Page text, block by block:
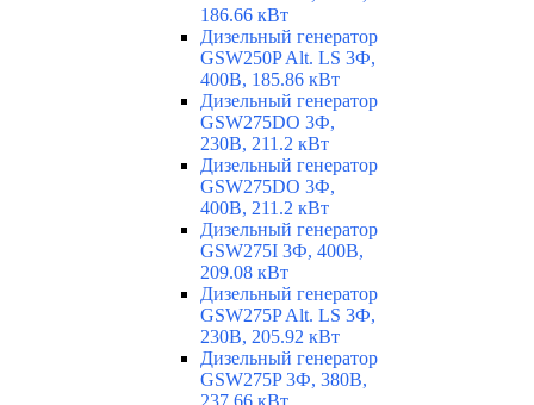
186.66 кВт
Дизельный генератор
GSW250P Alt. LS 3Ф,
400В, 185.86 кВт
Дизельный генератор
GSW275DO 3Ф,
230В, 211.2 кВт
Дизельный генератор
GSW275DO 3Ф,
400В, 211.2 кВт
Дизельный генератор
GSW275I 3Ф, 400В,
209.08 кВт
Дизельный генератор
GSW275P Alt. LS 3Ф,
230В, 205.92 кВт
Дизельный генератор
GSW275P 3Ф, 380В,